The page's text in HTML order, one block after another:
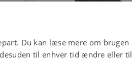
Du kan læse mere om brugen
desuden til enhver tid ændre eller